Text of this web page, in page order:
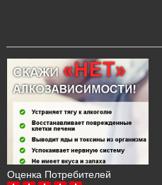
Оценка Потребителей